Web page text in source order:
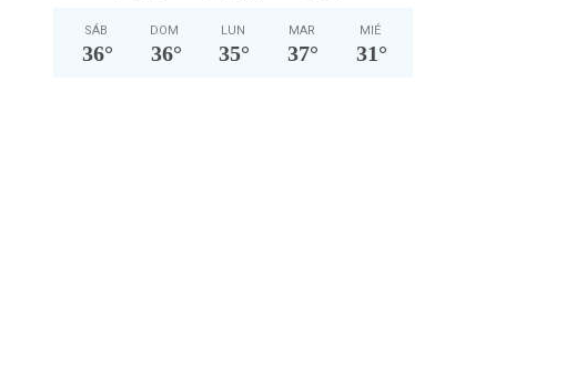
SÁB
36°
DOM
36°
LUN
35°
MAR
37°
MIÉ
31°